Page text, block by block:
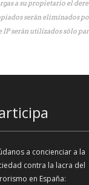
a su propietario el
serán eliminados
serán utilizados sólo
a concienciar a la
contra la lacra del
en España: